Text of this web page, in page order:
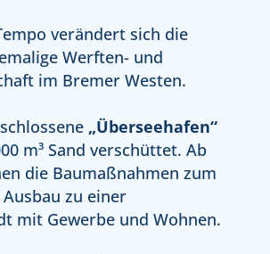
verändert sich die
Werften- und
im Bremer Westen.
„Überseehafen“
m³ Sand verschüttet. Ab
die Baumaßnahmen zum
zu einer
mit Gewerbe und Wohnen.